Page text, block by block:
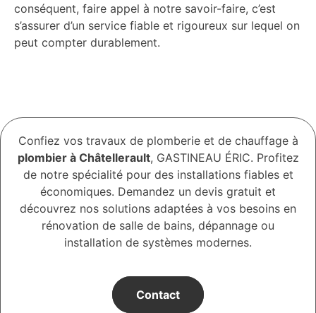
conséquent, faire appel à notre savoir-faire, c’est
s’assurer d’un service fiable et rigoureux sur lequel on
peut compter durablement.
Confiez vos travaux de plomberie et de chauffage à
plombier à Châtellerault, GASTINEAU ÉRIC. Profitez
de notre spécialité pour des installations fiables et
économiques. Demandez un devis gratuit et
découvrez nos solutions adaptées à vos besoins en
rénovation de salle de bains, dépannage ou
installation de systèmes modernes.
Contact